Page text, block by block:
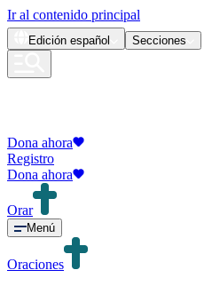
Ir al contenido principal
Edición español Secciones
Dona ahora
Registro
Dona ahora
Orar
Menú
Oraciones